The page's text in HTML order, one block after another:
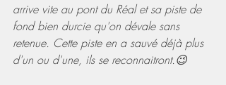
arrive vite au pont du Réal et sa piste de
fond bien durcie qu'on dévale sans
retenue. Cette piste en a sauvé déjà plus
d'un ou d'une, ils se reconnaitront.😉